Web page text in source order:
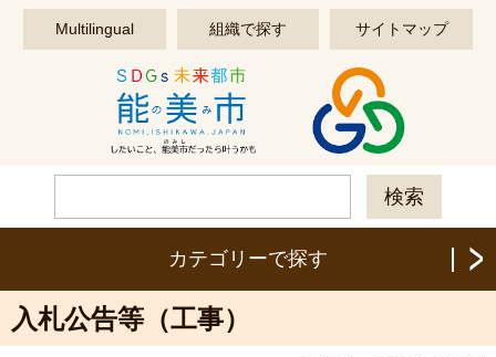
このページの本文へ移動する
Multilingual 組織で探す サイトマップ
カテゴリーで探す
入札公告等（工事）